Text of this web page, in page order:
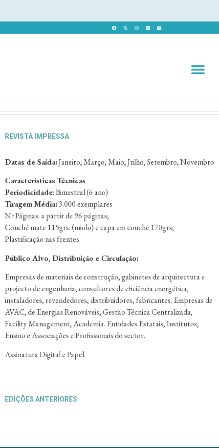
REVISTA IMPRESSA
Datas de Saída:Janeiro, Março, Maio, Julho, Setembro, Novembro
Características Técnicas
Periodicidade: Bimestral (6 ano)
Tiragem Média:3.000 exemplares
Nº Páginas: a partir de 96 páginas;
Couché mate 115grs. (miolo) e capa em couché 170grs;
Plastificação nas frentes.
Público Alvo, Distribuição e Circulação:
Empresas de materiais de construção,gabinetes de arquitectura e
projecto de engenharia,consultores de eficiência energética,
instaladores, revendedores, distribuidores, fabricantes. Empresas de
AVAC, de Energias Renováveis, Gestão Técnica Centralizada,
Facility Management, Academia. Entidades Estatais,Institutos,
Ensino e Associações e Profissionais do sector.
Assinatura Digital e Papel.
EDIÇÕES ANTERIORES